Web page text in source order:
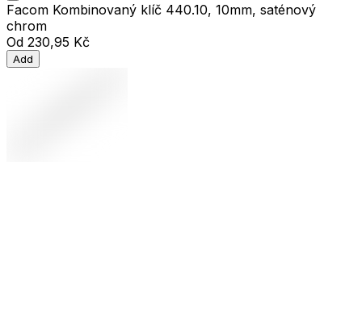
Facom Kombinovaný klíč 440.10, 10mm, saténový
chrom
Od 230,95 Kč
Add